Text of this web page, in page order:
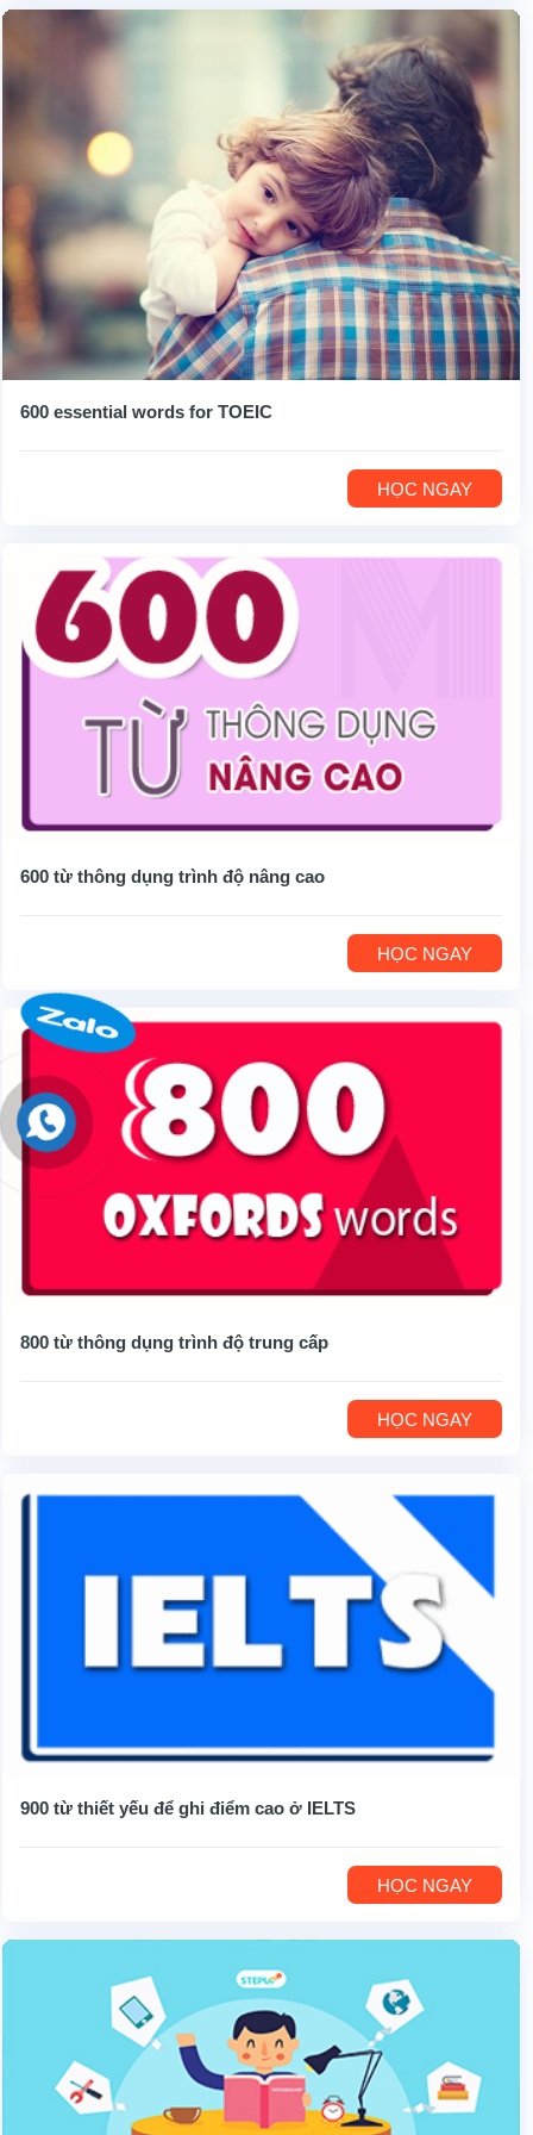
600 essential words for TOEIC
HỌC NGAY
600 từ thông dụng trình độ nâng cao
HỌC NGAY
800 từ thông dụng trình độ trung cấp
HỌC NGAY
900 từ thiết yếu để ghi điểm cao ở IELTS
HỌC NGAY